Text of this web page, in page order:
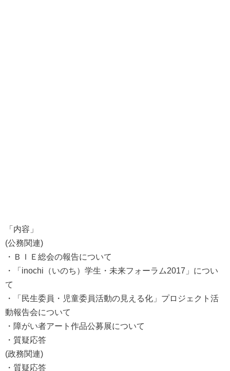
「内容」
(公務関連)
・ＢＩＥ総会の報告について
・「inochi（いのち）学生・未来フォーラム2017」につい
て
・「民生委員・児童委員活動の見える化」プロジェクト活
動報告会について
・障がい者アート作品公募展について
・質疑応答
(政務関連)
・質疑応答